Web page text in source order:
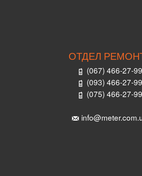
ОТДЕЛ
(067) 466-27-99
(093) 466-27-99
(075) 466-27-99